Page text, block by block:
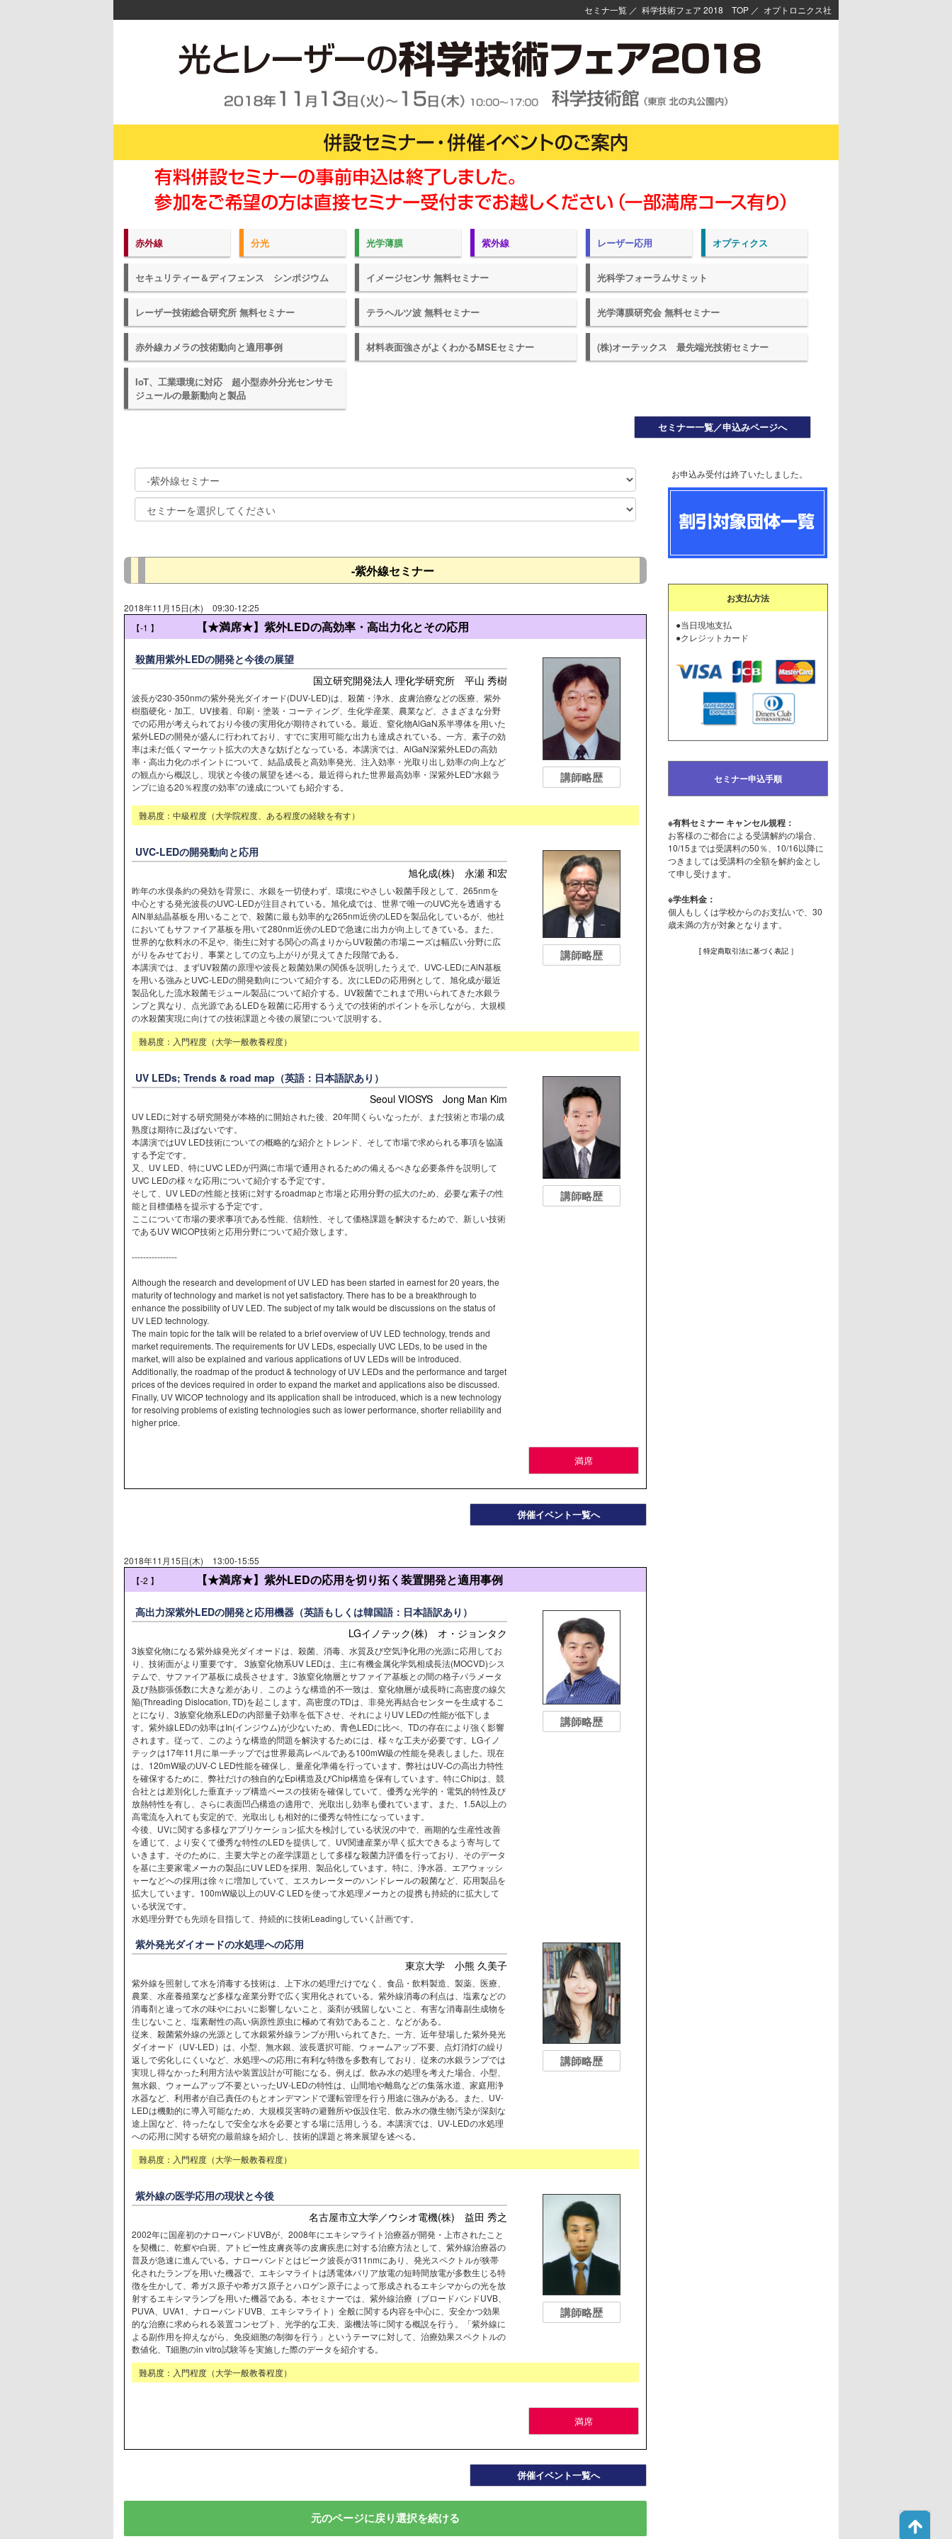
セミナ一覧 ／ 科学技術フェア 2018 TOP ／ オプトロニクス社
赤外線 分光 光学薄膜 紫外線 レーザー応用 オプティクス
セキュリティー＆ディフェンス シンポジウム イメージセンサ 無料セミナー 光科学フォーラムサミット
レーザー技術総合研究所 無料セミナー テラヘルツ波 無料セミナー 光学薄膜研究会 無料セミナー
赤外線カメラの技術動向と適用事例 材料表面強さがよくわかるMSEセミナー (株)オーテックス 最先端光技術セミナー
IoT、工業環境に対応 超小型赤外分光センサモ
ジュールの最新動向と製品
セミナー一覧／申込みページへ
-紫外線セミナー
2018年11月15日(木)
09:30-12:25
【-1 】 【★満席★】紫外LEDの高効率・高出力化とその応用
殺菌用紫外LEDの開発と今後の展望
国立研究開発法人 理化学研究所 平山 秀樹
波長が230-350nmの紫外発光ダイオード(DUV-LED)は、殺菌・浄水、皮膚治療などの医療、紫外
樹脂硬化・加工、UV接着、印刷・塗装・コーティング、生化学産業、農業など、さまざまな分野
での応用が考えられており今後の実用化が期待されている。最近、窒化物AlGaN系半導体を用いた
紫外LEDの開発が盛んに行われており、すでに実用可能な出力も達成されている。一方、素子の効
率は未だ低くマーケット拡大の大きな妨げとなっている。本講演では、AlGaN深紫外LEDの高効
率・高出力化のポイントについて、結晶成長と高効率発光、注入効率・光取り出し効率の向上など
の観点から概説し、現状と今後の展望を述べる。最近得られた世界最高効率・深紫外LED“水銀ラ
ンプに迫る20％程度の効率”の達成についても紹介する。
講師略歴
難易度：中級程度（大学院程度、ある程度の経験を有す）
UVC-LEDの開発動向と応用
旭化成(株) 永瀬 和宏
昨年の水俣条約の発効を背景に、水銀を一切使わず、環境にやさしい殺菌手段として、265nmを
中心とする発光波長のUVC-LEDが注目されている。旭化成では、世界で唯一のUVC光を透過する
AlN単結晶基板を用いることで、殺菌に最も効率的な265nm近傍のLEDを製品化しているが、他社
においてもサファイア基板を用いて280nm近傍のLEDで急速に出力が向上してきている。また、
世界的な飲料水の不足や、衛生に対する関心の高まりからUV殺菌の市場ニーズは幅広い分野に広
がりをみせており、事業としての立ち上がりが見えてきた段階である。
本講演では、まずUV殺菌の原理や波長と殺菌効果の関係を説明したうえで、UVC-LEDにAlN基板
を用いる強みとUVC-LEDの開発動向について紹介する。次にLEDの応用例として、旭化成が最近
製品化した流水殺菌モジュール製品について紹介する。UV殺菌でこれまで用いられてきた水銀ラ
ンプと異なり、点光源であるLEDを殺菌に応用するうえでの技術的ポイントを示しながら、大規模
の水殺菌実現に向けての技術課題と今後の展望について説明する。
講師略歴
難易度：入門程度（大学一般教養程度）
UV LEDs; Trends & road map（英語：日本語訳あり）
Seoul VIOSYS Jong Man Kim
UV LEDに対する研究開発が本格的に開始された後、20年間くらいなったが、まだ技術と市場の成
熟度は期待に及ばないです。
本講演ではUV LED技術についての概略的な紹介とトレンド、そして市場で求められる事項を協議
する予定です。
又、UV LED、特にUVC LEDが円満に市場で通用されるための備えるべきな必要条件を説明して
UVC LEDの様々な応用について紹介する予定です。
そして、UV LEDの性能と技術に対するroadmapと市場と応用分野の拡大のため、必要な素子の性
能と目標価格を提示する予定です。
ここについて市場の要求事項である性能、信頼性、そして価格課題を解決するためで、新しい技術
であるUV WICOP技術と応用分野について紹介致します。
----------------
Although the research and development of UV LED has been started in earnest for 20 years, the
maturity of technology and market is not yet satisfactory. There has to be a breakthrough to
enhance the possibility of UV LED. The subject of my talk would be discussions on the status of
UV LED technology.
The main topic for the talk will be related to a brief overview of UV LED technology, trends and
market requirements. The requirements for UV LEDs, especially UVC LEDs, to be used in the
market, will also be explained and various applications of UV LEDs will be introduced.
Additionally, the roadmap of the product & technology of UV LEDs and the performance and target
prices of the devices required in order to expand the market and applications also be discussed.
Finally, UV WICOP technology and its application shall be introduced, which is a new technology
for resolving problems of existing technologies such as lower performance, shorter reliability and
higher price.
講師略歴
満席
併催イベント一覧へ
2018年11月15日(木)
13:00-15:55
【-2 】 【★満席★】紫外LEDの応用を切り拓く装置開発と適用事例
高出力深紫外LEDの開発と応用機器（英語もしくは韓国語：日本語訳あり）
LGイノテック(株) オ・ジョンタク
3族窒化物になる紫外線発光ダイオードは、殺菌、消毒、水質及び空気浄化用の光源に応用してお
り、技術面がより重要です。 3族窒化物系UV LEDは、主に有機金属化学気相成長法(MOCVD)シス
テムで、サファイア基板に成長させます。3族窒化物層とサファイア基板との間の格子パラメータ
及び熱膨張係数に大きな差があり、このような構造的不一致は、窒化物層が成長時に高密度の線欠
陥(Threading Dislocation, TD)を起こします。高密度のTDは、非発光再結合センターを生成するこ
とになり、3族窒化物系LEDの内部量子効率を低下させ、それによりUV LEDの性能が低下しま
す。紫外線LEDの効率はIn(インジウム)が少ないため、青色LEDに比べ、TDの存在により強く影響
されます。従って、このような構造的問題を解決するためには、様々な工夫が必要です。LGイノ
テックは17年11月に単一チップでは世界最高レベルである100mW級の性能を発表しました。現在
は、120mW級のUV-C LED性能を確保し、量産化準備を行っています。弊社はUV-Cの高出力特性
を確保するために、弊社だけの独自的なEpi構造及びChip構造を保有しています。特にChipは、競
合社とは差別化した垂直チップ構造ベースの技術を確保していて、優秀な光学的・電気的特性及び
放熱特性を有し、さらに表面凹凸構造の適用で、光取出し効率も優れています。また、1.5A以上の
高電流を入れても安定的で、光取出しも相対的に優秀な特性になっています。
今後、UVに関する多様なアプリケーション拡大を検討している状況の中で、画期的な生産性改善
を通じて、より安くて優秀な特性のLEDを提供して、UV関連産業が早く拡大できるよう寄与して
いきます。そのために、主要大学との産学課題として多様な殺菌力評価を行っており、そのデータ
を基に主要家電メーカの製品にUV LEDを採用、製品化しています。特に、浄水器、エアウォッシ
ャーなどへの採用は徐々に増加していて、エスカレーターのハンドレールの殺菌など、応用製品を
拡大しています。100mW級以上のUV-C LEDを使って水処理メーカとの提携も持続的に拡大して
いる状況です。
水処理分野でも先頭を目指して、持続的に技術Leadingしていく計画です。
講師略歴
紫外発光ダイオードの水処理への応用
東京大学 小熊 久美子
紫外線を照射して水を消毒する技術は、上下水の処理だけでなく、食品・飲料製造、製薬、医療、
農業、水産養殖業など多様な産業分野で広く実用化されている。紫外線消毒の利点は、塩素などの
消毒剤と違って水の味やにおいに影響しないこと、薬剤が残留しないこと、有害な消毒副生成物を
生じないこと、塩素耐性の高い病原性原虫に極めて有効であること、などがある。
従来、殺菌紫外線の光源として水銀紫外線ランプが用いられてきた。一方、近年登場した紫外発光
ダイオード（UV-LED）は、小型、無水銀、波長選択可能、ウォームアップ不要、点灯消灯の繰り
返しで劣化しにくいなど、水処理への応用に有利な特徴を多数有しており、従来の水銀ランプでは
実現し得なかった利用方法や装置設計が可能になる。例えば、飲み水の処理を考えた場合、小型、
無水銀、ウォームアップ不要といったUV-LEDの特性は、山間地や離島などの集落水道、家庭用浄
水器など、利用者が自己責任のもとオンデマンドで運転管理を行う用途に強みがある。また、UV-
LEDは機動的に導入可能なため、大規模災害時の避難所や仮設住宅、飲み水の微生物汚染が深刻な
途上国など、待ったなしで安全な水を必要とする場に活用しうる。本講演では、UV-LEDの水処理
への応用に関する研究の最前線を紹介し、技術的課題と将来展望を述べる。
講師略歴
難易度：入門程度（大学一般教養程度）
紫外線の医学応用の現状と今後
名古屋市立大学／ウシオ電機(株) 益田 秀之
2002年に国産初のナローバンドUVBが、2008年にエキシマライト治療器が開発・上市されたこと
を契機に、乾癬や白斑、アトピー性皮膚炎等の皮膚疾患に対する治療方法として、紫外線治療器の
普及が急速に進んでいる。ナローバンドとはピーク波長が311nmにあり、発光スペクトルが狭帯
化されたランプを用いた機器で、エキシマライトは誘電体バリア放電の短時間放電が多数生じる特
徴を生かして、希ガス原子や希ガス原子とハロゲン原子によって形成されるエキシマからの光を放
射するエキシマランプを用いた機器である。本セミナーでは、紫外線治療（ブロードバンドUVB、
PUVA、UVA1、ナローバンドUVB、エキシマライト）全般に関する内容を中心に、安全かつ効果
的な治療に求められる装置コンセプト、光学的な工夫、薬機法等に関する概説を行う。「紫外線に
よる副作用を抑えながら、免疫細胞の制御を行う」というテーマに対して、治療効果スペクトルの
数値化、T細胞のin vitro試験等を実施した際のデータを紹介する。
講師略歴
難易度：入門程度（大学一般教養程度）
満席
併催イベント一覧へ
元のページに戻り選択を続ける
お申込み受付は終了いたしました。
お支払方法
●当日現地支払
●クレジットカード
セミナー申込手順
※有料セミナー キャンセル規程：
お客様のご都合による受講解約の場合、
10/15までは受講料の50％、10/16以降に
つきましては受講料の全額を解約金とし
て申し受けます。
※学生料金：
個人もしくは学校からのお支払いで、30
歳未満の方が対象となります。
[ 特定商取引法に基づく表記 ］